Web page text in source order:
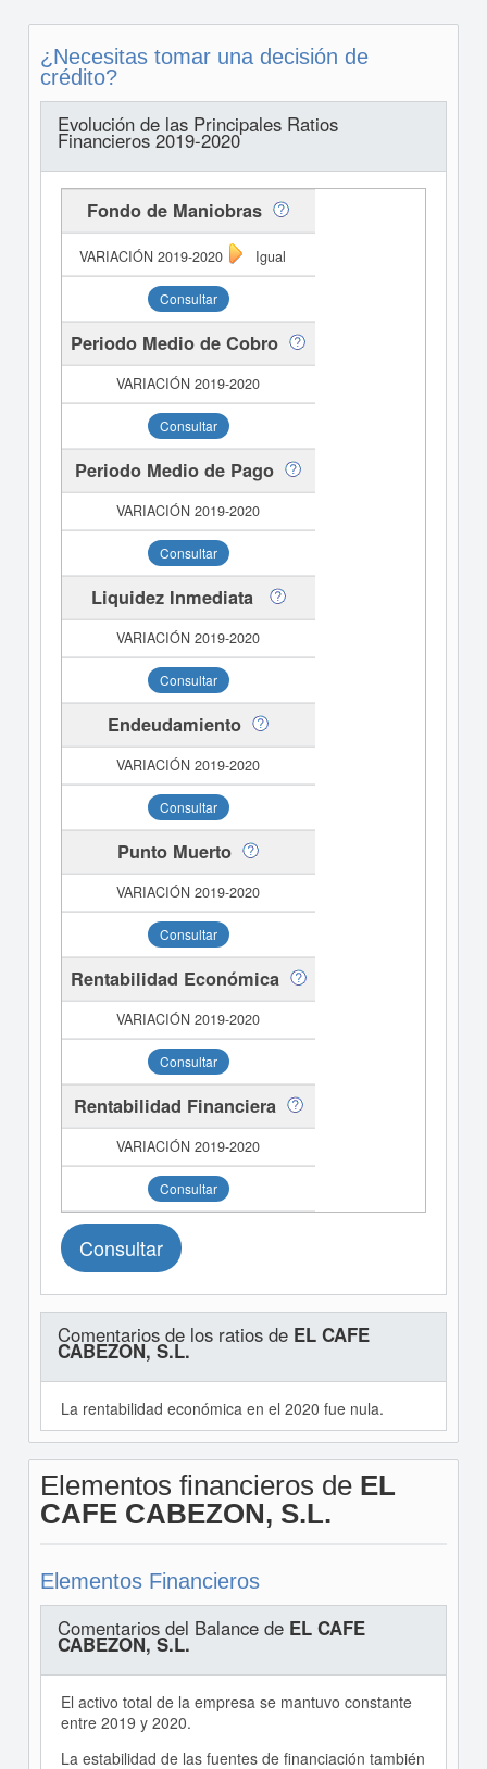
¿Necesitas tomar una decisión de
crédito?
Evolución de las Principales Ratios
Financieros 2019-2020
Fondo de Maniobras
Igual
Consultar
Periodo Medio de Cobro
Consultar
Periodo Medio de Pago
Consultar
Liquidez Inmediata
Consultar
Endeudamiento
Consultar
Punto Muerto
Consultar
Rentabilidad Económica
Consultar
Rentabilidad Financiera
Consultar
Consultar
Comentarios de los ratios de EL CAFE
CABEZON, S.L.
La rentabilidad económica en el 2020 fue nula.
Elementos financieros de EL
CAFE CABEZON, S.L.
Elementos Financieros
Comentarios del Balance de EL CAFE
CABEZON, S.L.
El activo total de la empresa se mantuvo constante
entre 2019 y 2020.
La estabilidad de las fuentes de financiación también